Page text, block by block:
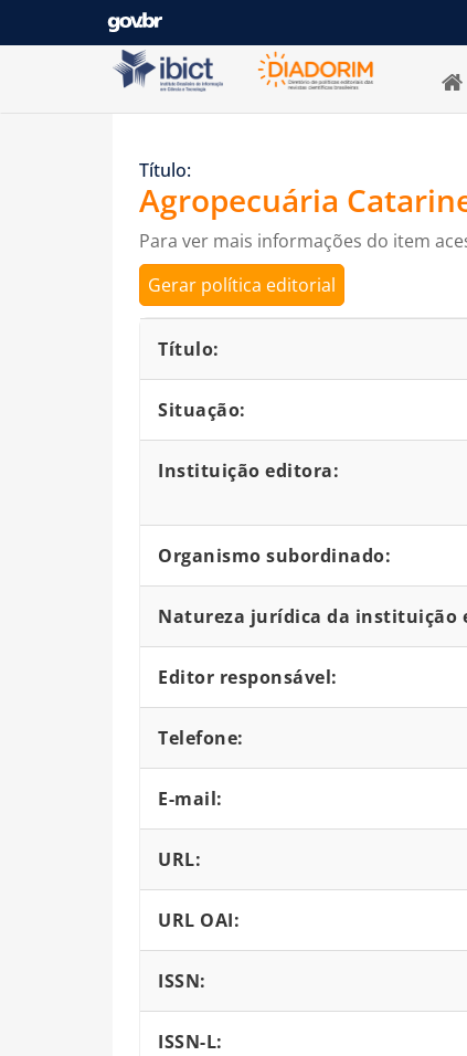
Pular para o conteúdo
Título:
Agropecuária
Para ver mais informações do item
Gerar política editorial
Título:
Situação:
Instituição editora:
Organismo subordinado:
Natureza jurídica da instituição
Editor responsável:
Telefone:
E-mail:
URL:
URL OAI:
ISSN:
ISSN-L: